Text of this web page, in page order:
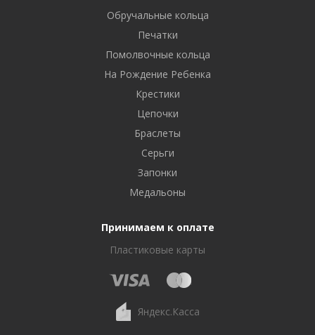
Обручальные кольца
Печатки
Помолвочные кольца
На Рождение Ребенка
Крестики
Цепочки
Браслеты
Серьги
Запонки
Медальоны
Принимаем к оплате
Пластиковые карты
Яндекс.Касса